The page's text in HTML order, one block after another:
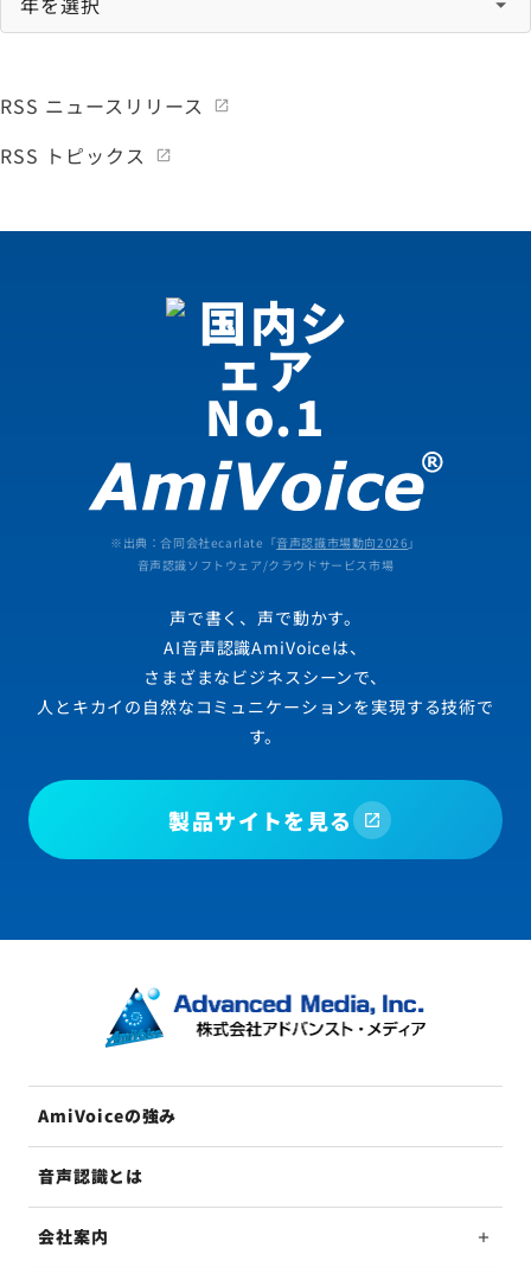
RSS ニュースリリース
RSS トピックス
※出典：合同会社ecarlate「音声認識市場動向2026 」
音声認識ソフトウェア/クラウドサービス市場
声で書く、声で動かす。
AI音声認識AmiVoiceは、
さまざまなビジネスシーンで、
人とキカイの自然なコミュニケーションを実現する技術で
す。
製品サイトを見る
AmiVoiceの強み
音声認識とは
会社案内